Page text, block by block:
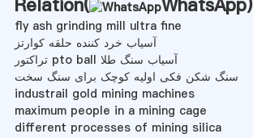
fly ash grinding mill ultra fine
آسیاب خرد کننده حلقه کوارتز
تراکتور pto ball آسیاب سنگ طلا
سنگ شکن فکی اولیه کوچک برای سنگ سخت
industrail gold mining machines
maximum people in a mining cage
different processes of mining silica